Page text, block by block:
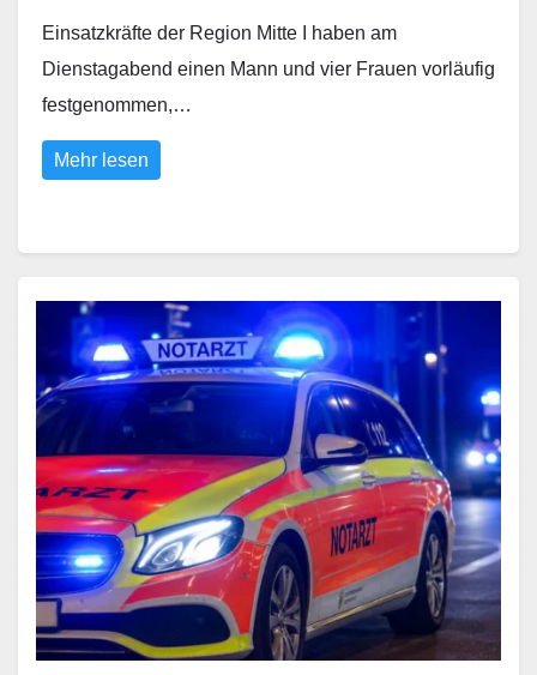
Einsatzkräfte der Region Mitte I haben am
Dienstagabend einen Mann und vier Frauen vorläufig
festgenommen,…
Mehr lesen